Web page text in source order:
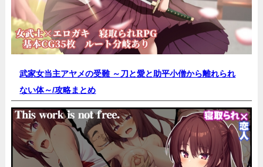
武家女当主アヤメの受難 ～刀と愛と助平小僧から離れられ
ない体～/攻略まとめ